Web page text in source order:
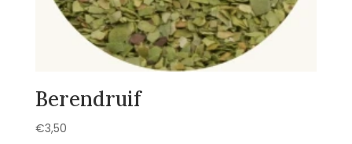
Berendruif
€3,50